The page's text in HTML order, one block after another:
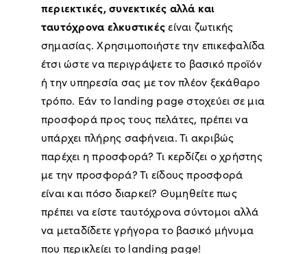
περιεκτικές, συνεκτικές αλλά και
ταυτόχρονα ελκυστικέςείναι ζωτικής
σημασίας. Χρησιμοποιήστε την επικεφαλίδα
έτσι ώστε να περιγράψετε το βασικό προϊόν
ή την υπηρεσία σας με τον πλέον ξεκάθαρο
τρόπο. Εάν το landing page στοχεύει σε μια
προσφορά προς τους πελάτες, πρέπει να
υπάρχει πλήρης σαφήνεια. Τι ακριβώς
παρέχει η προσφορά? Τι κερδίζει ο χρήστης
με την προσφορά? Τι είδους προσφορά
είναι και πόσο διαρκεί? Θυμηθείτε πως
πρέπει να είστε ταυτόχρονα σύντομοι αλλά
να μεταδίδετε γρήγορα το βασικό μήνυμα
που περικλείει το landing page!